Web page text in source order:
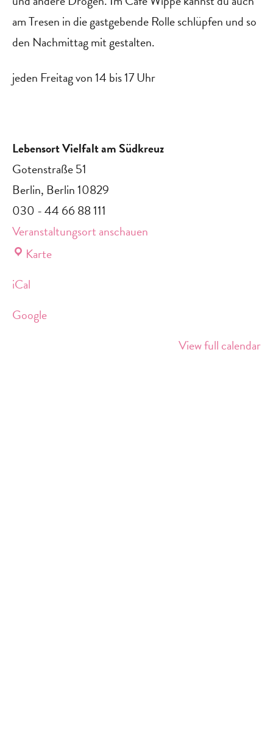
am Tresen in die gastgebende Rolle schlüpfen und so
den Nachmittag mit gestalten.
jeden Freitag von 14 bis 17 Uhr
Lebensort Vielfalt am Südkreuz
Gotenstraße 51
Berlin, Berlin10829
030 - 44 66 88 111
Veranstaltungsort anschauen
KarteLebensort
iCal
Google
View full calendar